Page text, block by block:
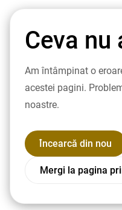
Ceva nu
Am întâmpinat o
acestei pagini.
noastre.
Încearcă din nou
Mergi la pagina